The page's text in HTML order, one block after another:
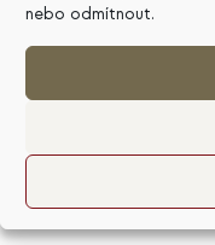
nebo odmítnout.
OdMadla Čevelová | 27.